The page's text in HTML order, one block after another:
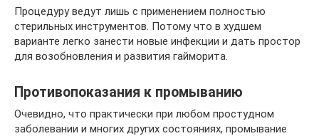
Процедуру ведут лишь с применением полностью
стерильных инструментов. Потому что в худшем
варианте легко занести новые инфекции и дать простор
для возобновления и развития гайморита.
Противопоказания к промыванию
Очевидно, что практически при любом простудном
заболевании и многих других состояниях, промывание